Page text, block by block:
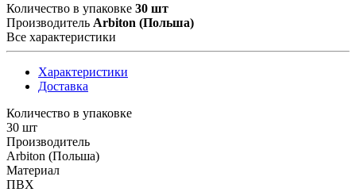
Количество в упаковке 30 шт
Производитель Arbiton (Польша)
Все характеристики
Характеристики
Доставка
Количество в упаковке
30 шт
Производитель
Arbiton (Польша)
Материал
ПВХ